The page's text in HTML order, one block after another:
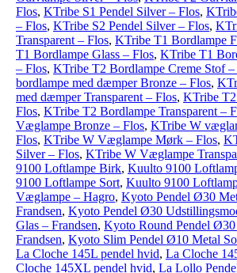
Flos, KTribe S1 Pendel Silver – Flos,
– Flos, KTribe S2 Pendel Silver – Flos,
Transparent – Flos, KTribe T1 Bordlampe
T1 Bordlampe Glass – Flos, KTribe T1
– Flos, KTribe T2 Bordlampe Creme Stof –
bordlampe med dæmper Bronze – Flos,
med dæmper Transparent – Flos, KTribe
Flos, KTribe T2 Bordlampe Transparent –
Væglampe Bronze – Flos, KTribe W
Flos, KTribe W Væglampe Mørk – Flos,
Silver – Flos, KTribe W Væglampe
9100 Loftlampe Birk, Kuulto 9100
9100 Loftlampe Sort, Kuulto 9100
Væglampe – Hagro, Kyoto Pendel Ø30
Frandsen, Kyoto Pendel Ø30
Glas – Frandsen, Kyoto Round Pendel
Frandsen, Kyoto Slim Pendel Ø10 Metal
La Cloche 145L pendel hvid, La Cloche
Cloche 145XL pendel hvid, La Lollo